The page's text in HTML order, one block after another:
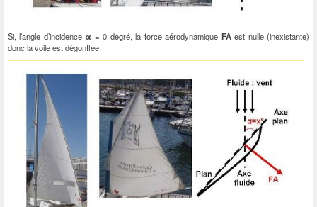
Si, l’angle d’incidenceα = 0 degré, la force aérodynamique FAest nulle (inexistante)
donc la voile est dégonflée.